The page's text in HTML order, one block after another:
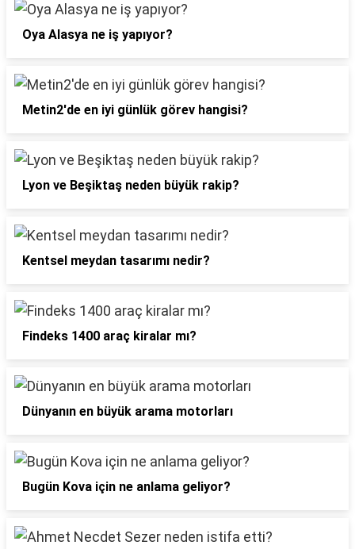
Oya Alasya ne iş yapıyor?
Metin2'de en iyi günlük görev hangisi?
Lyon ve Beşiktaş neden büyük rakip?
Kentsel meydan tasarımı nedir?
Findeks 1400 araç kiralar mı?
Dünyanın en büyük arama motorları
Bugün Kova için ne anlama geliyor?